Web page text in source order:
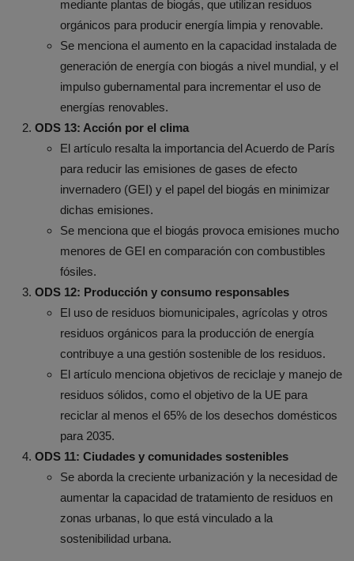
mediante plantas de biogás, que utilizan residuos
orgánicos para producir energía limpia y renovable.
Se menciona el aumento en la capacidad instalada de
generación de energía con biogás a nivel mundial, y el
impulso gubernamental para incrementar el uso de
energías renovables.
ODS 13: Acción por el clima
El artículo resalta la importancia del Acuerdo de París
para reducir las emisiones de gases de efecto
invernadero (GEI) y el papel del biogás en minimizar
dichas emisiones.
Se menciona que el biogás provoca emisiones mucho
menores de GEI en comparación con combustibles
fósiles.
ODS 12: Producción y consumo responsables
El uso de residuos biomunicipales, agrícolas y otros
residuos orgánicos para la producción de energía
contribuye a una gestión sostenible de los residuos.
El artículo menciona objetivos de reciclaje y manejo de
residuos sólidos, como el objetivo de la UE para
reciclar al menos el 65% de los desechos domésticos
para 2035.
ODS 11: Ciudades y comunidades sostenibles
Se aborda la creciente urbanización y la necesidad de
aumentar la capacidad de tratamiento de residuos en
zonas urbanas, lo que está vinculado a la
sostenibilidad urbana.